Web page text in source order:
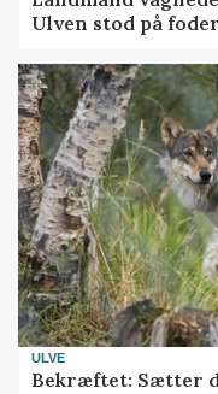
Ulven stod på
ULVE
Bekræftet: Sætter